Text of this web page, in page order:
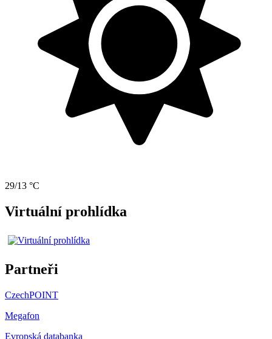
29/13 °C
Virtuální prohlídka
Partneři
CzechPOINT
Megafon
Evropská databanka